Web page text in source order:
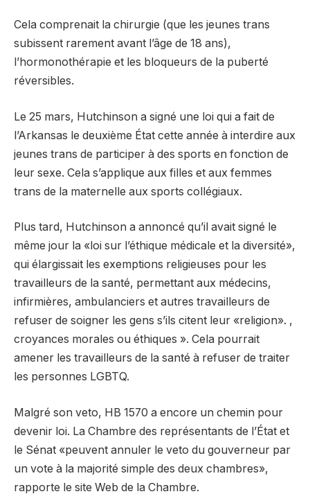
Cela comprenait la chirurgie (que les jeunes trans
subissent rarement avant l’âge de 18 ans),
l’hormonothérapie et les bloqueurs de la puberté
réversibles.
Le 25 mars, Hutchinson a signé une loi qui a fait de
l’Arkansas le deuxième État cette année à interdire aux
jeunes trans de participer à des sports en fonction de
leur sexe. Cela s’applique aux filles et aux femmes
trans de la maternelle aux sports collégiaux.
Plus tard, Hutchinson a annoncé qu’il avait signé le
même jour la «loi sur l’éthique médicale et la diversité»,
qui élargissait les exemptions religieuses pour les
travailleurs de la santé, permettant aux médecins,
infirmières, ambulanciers et autres travailleurs de
refuser de soigner les gens s’ils citent leur «religion». ,
croyances morales ou éthiques ». Cela pourrait
amener les travailleurs de la santé à refuser de traiter
les personnes LGBTQ.
Malgré son veto, HB 1570 a encore un chemin pour
devenir loi. La Chambre des représentants de l’État et
le Sénat «peuvent annuler le veto du gouverneur par
un vote à la majorité simple des deux chambres»,
rapporte le site Web de la Chambre.